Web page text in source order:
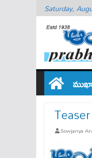
Saturday,
Sowjanya